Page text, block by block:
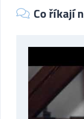
Co říkají